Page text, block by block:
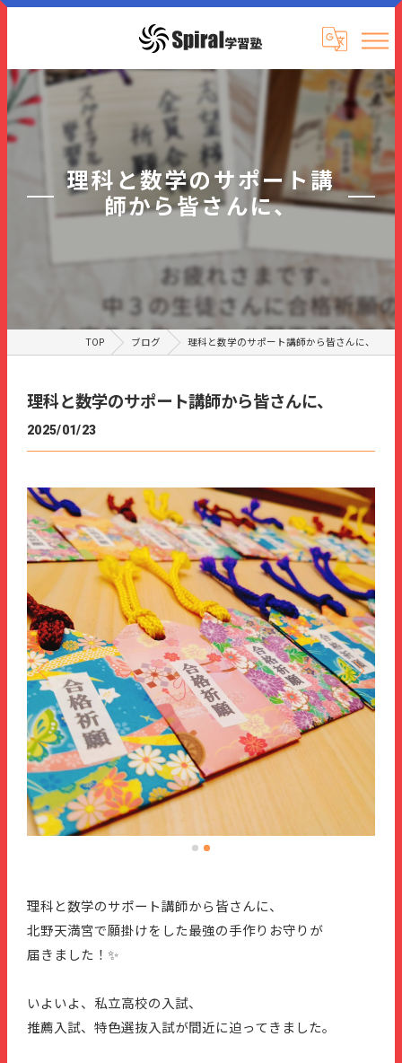
理科と数学のサポート講
師から皆さんに、
TOP ブログ 理科と数学のサポート講師から皆さんに、
理科と数学のサポート講師から皆さんに、
2025/01/23
理科と数学のサポート講師から皆さんに、
北野天満宮で願掛けをした最強の手作りお守りが
届きました！✨
いよいよ、私立高校の入試、
推薦入試、特色選抜入試が間近に迫ってきました。